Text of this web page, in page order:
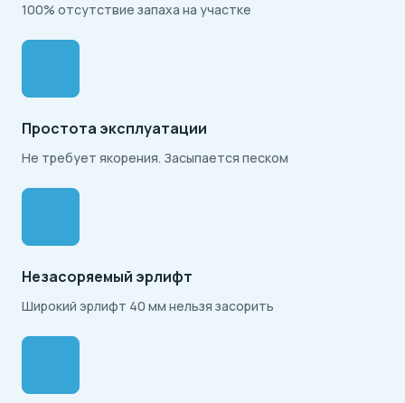
100% отсутствие запаха на участке
Простота эксплуатации
Не требует якорения. Засыпается песком
Незасоряемый эрлифт
Широкий эрлифт 40 мм нельзя засорить